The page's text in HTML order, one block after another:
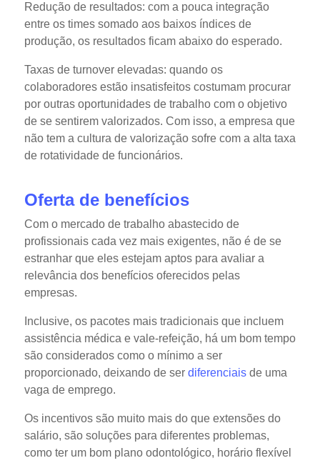
Redução de resultados: com a pouca integração
entre os times somado aos baixos índices de
produção, os resultados ficam abaixo do esperado.
Taxas de turnover elevadas: quando os
colaboradores estão insatisfeitos costumam procurar
por outras oportunidades de trabalho com o objetivo
de se sentirem valorizados. Com isso, a empresa que
não tem a cultura de valorização sofre com a alta taxa
de rotatividade de funcionários.
Oferta de benefícios
Com o mercado de trabalho abastecido de
profissionais cada vez mais exigentes, não é de se
estranhar que eles estejam aptos para avaliar a
relevância dos benefícios oferecidos pelas
empresas.
Inclusive, os pacotes mais tradicionais que incluem
assistência médica e vale-refeição, há um bom tempo
são considerados como o mínimo a ser
proporcionado, deixando de ser diferenciaisde uma
vaga de emprego.
Os incentivos são muito mais do que extensões do
salário, são soluções para diferentes problemas,
como ter um bom plano odontológico, horário flexível